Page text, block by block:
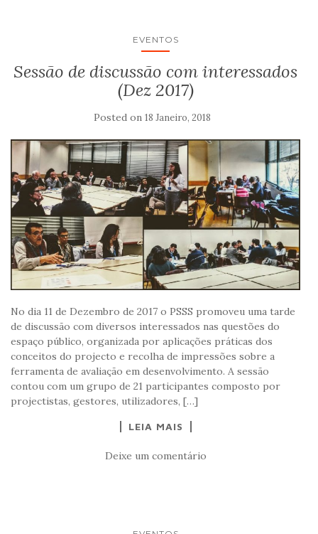
EVENTOS
Sessão de discussão com interessados
(Dez 2017)
Posted on 18 Janeiro, 2018
No dia 11 de Dezembro de 2017 o PSSS promoveu uma tarde
de discussão com diversos interessados nas questões do
espaço público, organizada por aplicações práticas dos
conceitos do projecto e recolha de impressões sobre a
ferramenta de avaliação em desenvolvimento. A sessão
contou com um grupo de 21 participantes composto por
projectistas, gestores, utilizadores, […]
LEIA MAIS
Deixe um comentário